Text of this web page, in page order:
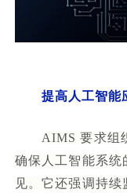
提高人工智能
AIMS 要求组
确保人工智能系统
见。它还强调持